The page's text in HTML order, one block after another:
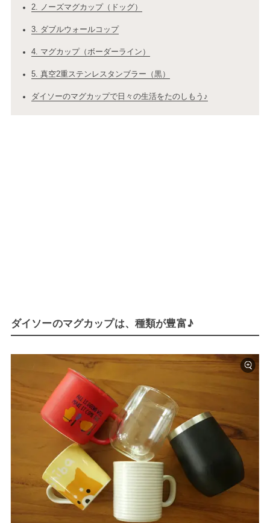
2. ノーズマグカップ（ドッグ）
3. ダブルウォールコップ
4. マグカップ（ボーダーライン）
5. 真空2重ステンレスタンブラー（黒）
ダイソーのマグカップで日々の生活をたのしもう♪
ダイソーのマグカップは、種類が豊富♪